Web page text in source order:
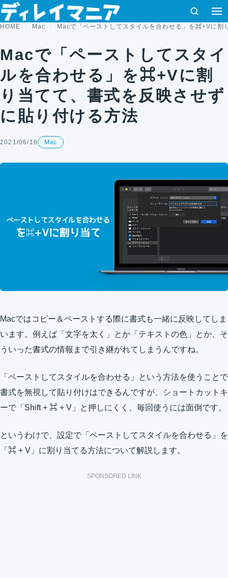
コンテンツへスキップ
検索
HOME Mac Macで「ペーストしてスタイルを合わせる」を⌘+Vに割
Macで「ペーストしてスタイ
ルを合わせる」を⌘+Vに割
り当てて、書式を反映させず
に貼り付ける方法
2021/06/16 Mac
Macではコピー＆ペーストする際に書式も一緒に反映してしま
います。例えば「文字を太く」とか「テキストの色」とか、そ
ういった書式の情報まで引き継がれてしまうんですね。
「ペーストしてスタイルを合わせる」という方法を使うことで
書式を無視して貼り付けはできるんですが、ショートカットキ
ーで「Shift + ⌘ + V」と押しにくく、毎回使うには面倒です。
というわけで、設定で「ペーストしてスタイルを合わせる」を
「⌘ + V」に割り当てる方法について解説します。
SPONSORED LINK